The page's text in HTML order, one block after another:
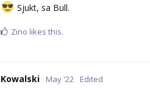
Sjukt, sa Bull.
Zino likes this.
Kowalski May '22 Edited